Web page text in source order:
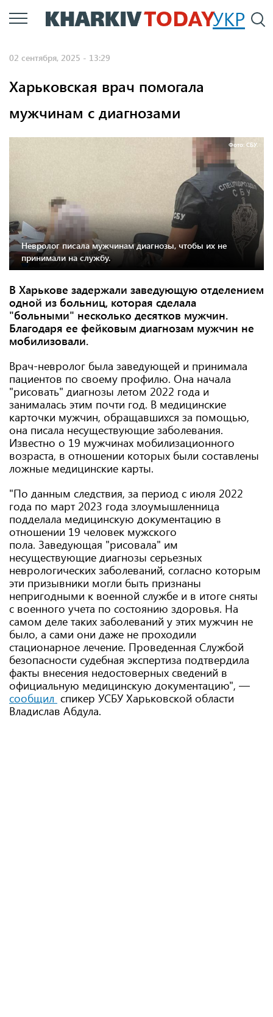
Перейти
к
УКР
02 сентября, 2025 - 13:29
Харьковская врач помогала
мужчинам с диагнозами
Фото: СБУ.
Невролог писала мужчинам диагнозы, чтобы их не
принимали на службу.
В Харькове задержали заведующую отделением
одной из больниц, которая сделала
"больными" несколько десятков мужчин.
Благодаря ее фейковым диагнозам мужчин не
мобилизовали.
Врач-невролог была заведующей и принимала
пациентов по своему профилю. Она начала
"рисовать" диагнозы летом 2022 года и
занималась этим почти год. В медицинские
карточки мужчин, обращавшихся за помощью,
она писала несуществующие заболевания.
Известно о 19 мужчинах мобилизационного
возраста, в отношении которых были составлены
ложные медицинские карты.
"По данным следствия, за период с июля 2022
года по март 2023 года злоумышленница
подделала медицинскую документацию в
отношении 19 человек мужского
пола. Заведующая "рисовала" им
несуществующие диагнозы серьезных
неврологических заболеваний, согласно которым
эти призывники могли быть признаны
непригодными к военной службе и в итоге сняты
с военного учета по состоянию здоровья. На
самом деле таких заболеваний у этих мужчин не
было, а сами они даже не проходили
стационарное лечение. Проведенная Службой
безопасности судебная экспертиза подтвердила
факты внесения недостоверных сведений в
официальную медицинскую документацию", —
сообщил спикер УСБУ Харьковской области
Владислав Абдула.